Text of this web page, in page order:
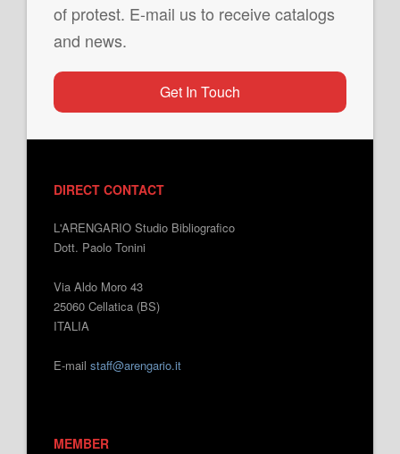
of protest. E-mail us to receive catalogs
and news.
Get In Touch
DIRECT CONTACT
L'ARENGARIO Studio Bibliografico
Dott. Paolo Tonini
Via Aldo Moro 43
25060 Cellatica (BS)
ITALIA
E-mail staff@arengario.it
MEMBER